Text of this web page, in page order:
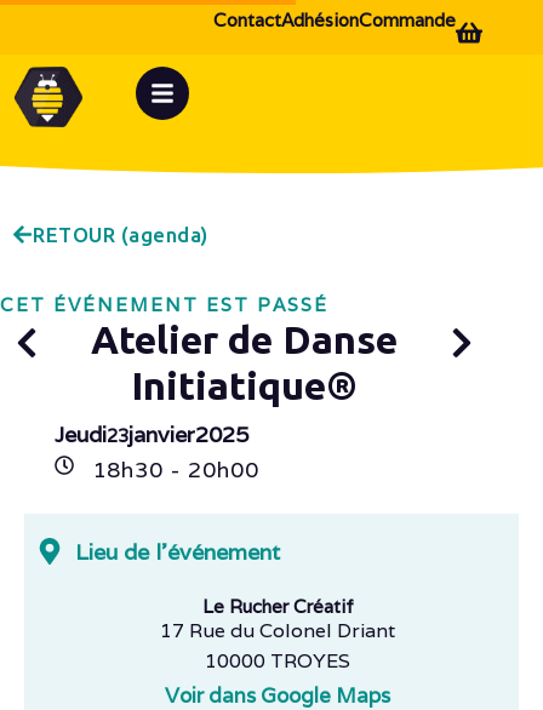
Commande
Adhésion
Contact
RETOUR (agenda)
CET ÉVÉNEMENT EST PASSÉ
Atelier de Danse
Initiatique®
Jeudi23janvier2025
18h30 - 20h00
Lieu de l'événement
Le Rucher Créatif
17 Rue du Colonel Driant
10000 TROYES
Voir dans Google Maps